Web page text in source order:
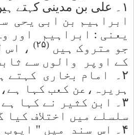
کو صرف
ہے ،
ہیں
نہ ہی ان
ابی
ہے۔"
کے
ہیں ،